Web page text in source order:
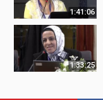
1:41:06
1:33:25